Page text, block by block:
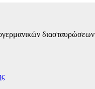
διασταυρώσεων